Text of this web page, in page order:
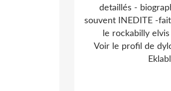
detaillés -
souvent INEDITE -
le rockabilly
Voir le profil de